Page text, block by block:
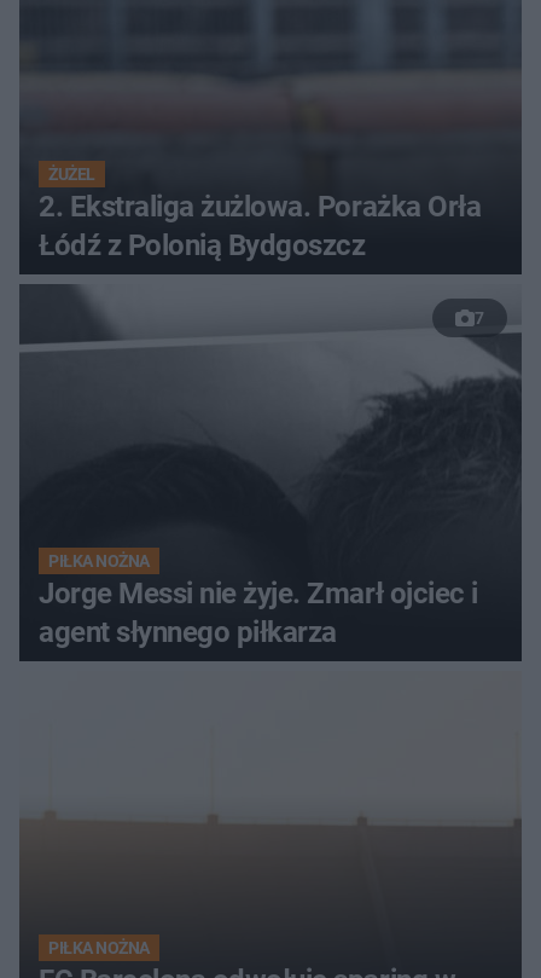
ŻUŻEL
2. Ekstraliga żużlowa. Porażka Orła
Łódź z Polonią Bydgoszcz
7
PIŁKA NOŻNA
Jorge Messi nie żyje. Zmarł ojciec i
agent słynnego piłkarza
PIŁKA NOŻNA